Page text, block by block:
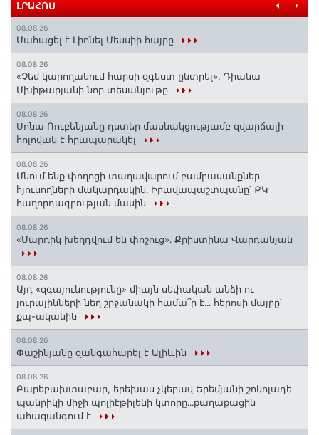
ԼՐԱՀՈՍ
08.08.26
Մահացել է Լիոնել Մեսսիի հայրը
08.08.26
«Չեմ կարողանում հարսի զգեստ ընտրել». Դիանա
Մխիթարյանի նոր տեսանյութը
08.08.26
Սոնա Ռուբենյանը դստեր մասնակցությամբ զվարճալի
հոլովակ է հրապարակել
08.08.26
Մնում ենք փողոցի տաղավարում բամբասանքներ
հյուսողների մակարդակին․ Իրավապաշտպանը՝ ՔԿ
հաղորդագրության մասին
08.08.26
«Մարդիկ խեղդվում են փոշուց»․ Քրիստինա Վարդանյան
08.08.26
Այդ «զգայունությունը» միայն սեփական անձի ու
յուրայինների նեղ շրջանակի համա՞ր է․․․ հերոսի մայրը՝
քպ-ականին
08.08.26
Փաշինյանը զանգահարել է Ալիևին
08.08.26
Բարեբախտաբար, երեխաս չկերավ Երեմյանի շոկոլադե
պանրիկի միջի պոլիէթիլենի կտորը․․․քաղաքացին
ահազանգում է